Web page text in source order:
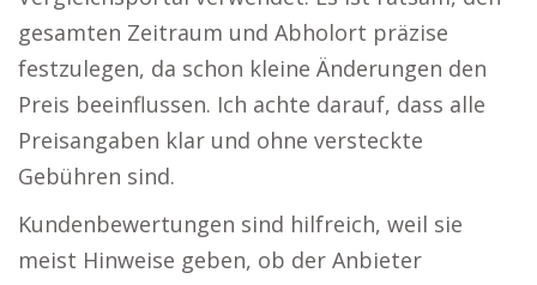
gesamten Zeitraum und Abholort präzise
festzulegen, da schon kleine Änderungen den
Preis beeinflussen. Ich achte darauf, dass alle
Preisangaben klar und ohne versteckte
Gebühren sind.
Kundenbewertungen sind hilfreich, weil sie
meist Hinweise geben, ob der Anbieter